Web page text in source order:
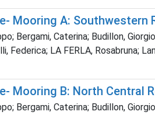
Mooring A: Southwestern
Bergami, Caterina; Budillon,
LA FERLA, Rosabruna;
Mooring B: North Central
Bergami, Caterina; Budillon,